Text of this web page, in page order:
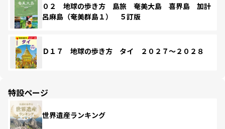
０２ 地球の歩き方 島旅 奄美大島 喜界島 加計
呂麻島（奄美群島１） ５訂版
Ｄ１７ 地球の歩き方 タイ ２０２７～２０２８
特設ページ
世界遺産ランキング